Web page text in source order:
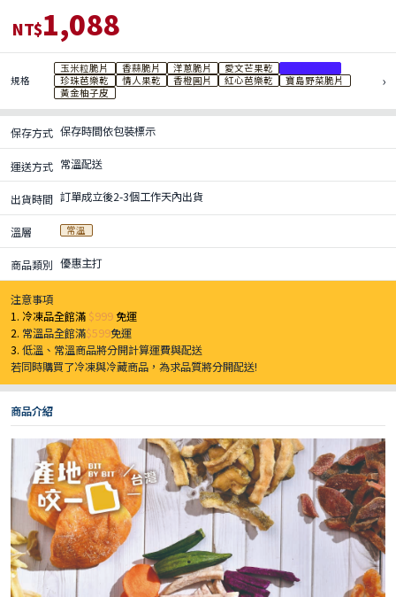
NT$1,088
規格
玉米粒脆片 香蒜脆片 洋蔥脆片 愛文芒果乾
珍珠芭樂乾
情人果乾 香橙圓片 紅心芭樂乾
寶島野菜脆片
黃金柚子皮
›
保存方式 保存時間依包裝標示
運送方式 常溫配送
出貨時間 訂單成立後2-3個工作天內出貨
溫層 常溫
商品類別 優惠主打
注意事項
1. 冷凍品全館滿 $999免運
2. 常溫品全館滿$599免運
3.低溫、常溫商品將分開計算運費與配送
若同時購買了冷凍與冷藏商品，為求品質將分開配送!
商品介紹